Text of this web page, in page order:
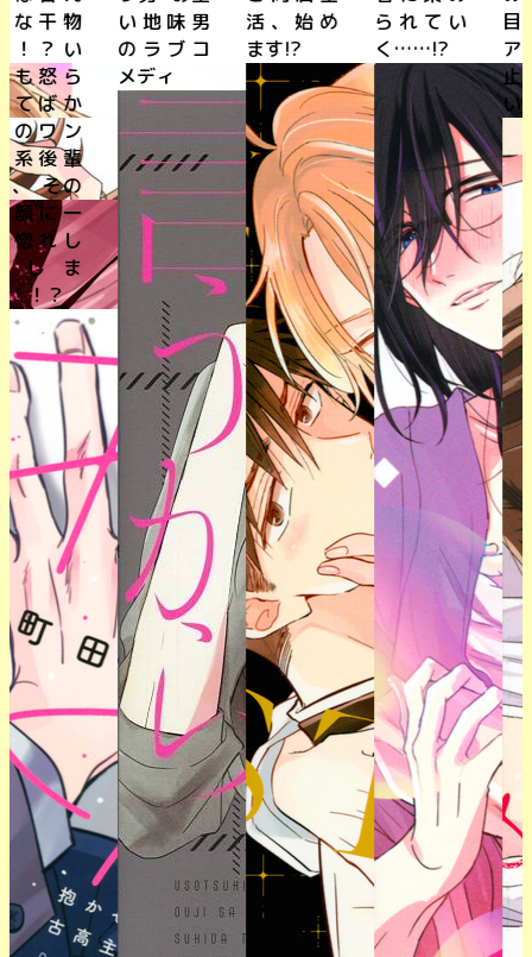
い地味男
のラブコ
メディ
活、始め
ます!?
られてい
く……!?
目的ピュ
アラブが
止まらな
い!!